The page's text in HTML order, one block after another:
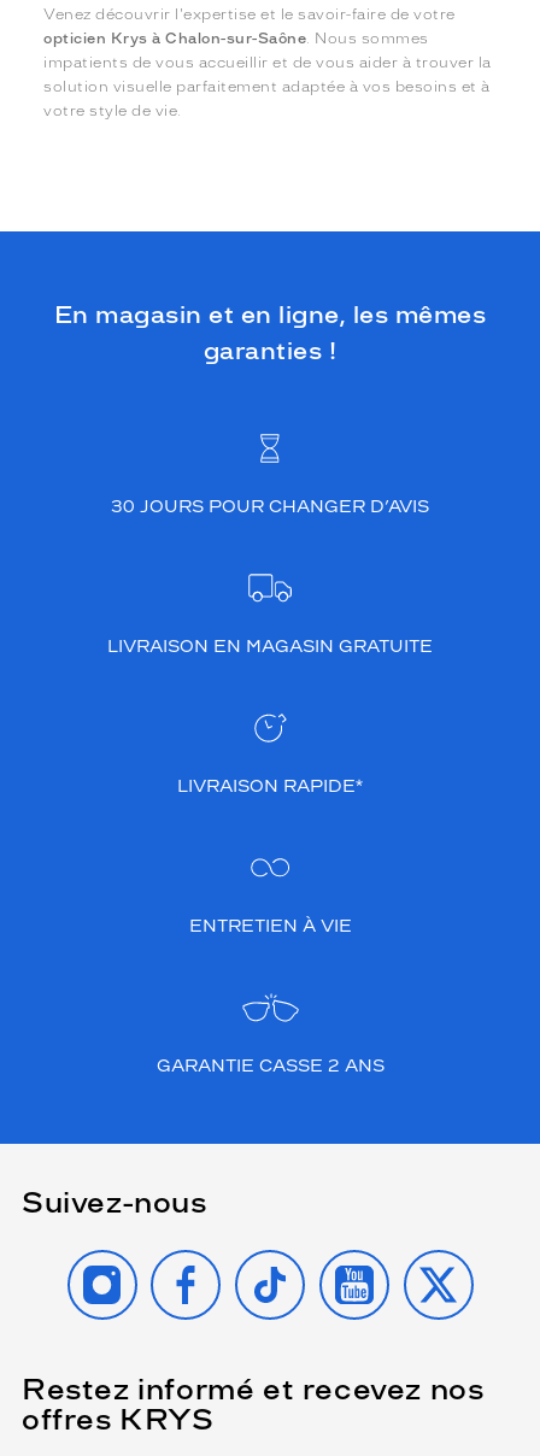
Venez découvrir l'expertise et le savoir-faire de votre
opticien Krys à Chalon-sur-Saône. Nous sommes
impatients de vous accueillir et de vous aider à trouver la
solution visuelle parfaitement adaptée à vos besoins et à
votre style de vie.
En magasin et en ligne, les mêmes
garanties !
30 JOURS POUR CHANGER D’AVIS
LIVRAISON EN MAGASIN GRATUITE
LIVRAISON RAPIDE*
ENTRETIEN À VIE
GARANTIE CASSE 2 ANS
Suivez-nous
INSTAGRAMFACEBOOK
TIKTOK YOUTUBE
X
Restez informé et recevez nos
offres KRYS
Name
(Ce
champ
est
obligatoire)